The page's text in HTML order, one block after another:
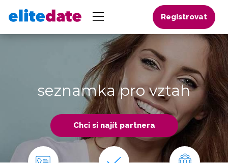
Registrovat
seznamka pro vztah
Chci si najít partnera